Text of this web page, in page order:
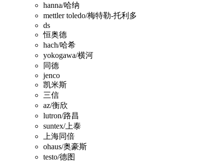
hanna/哈纳
mettler toledo/梅特勒-托利多
ds
恒奥德
hach/哈希
yokogawa/横河
同德
jenco
凯米斯
三信
az/衡欣
lutron/路昌
suntex/上泰
上海同倍
ohaus/奥豪斯
testo/德图